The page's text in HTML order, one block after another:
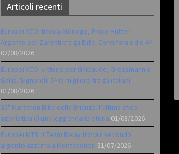
Articoli recenti
Europei XCO: titoli a Aldridge, Frei e Hutter.
Argento per Zanotti tra gli Elite. Corvi fora ed è 4^
02/08/2026
Europei XCO: vittorie per Ghibaudo, Grossmann e
Gallis. Signorelli 5^ la migliore tra gli italiani
01/08/2026
35ª Marathon Bike della Brianza: l’ultima sfida
agonistica di una leggendaria storia 01/08/2026
Europei MTB: il Team Relay firma il secondo
argento azzurro a Monteceneri 31/07/2026